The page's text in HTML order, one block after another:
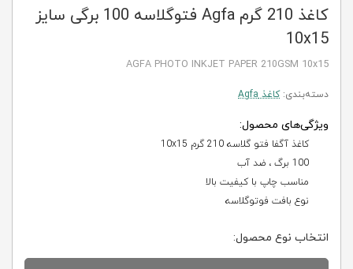
کاغذ 210 گرم Agfa فتوگلاسه 100 برگی سایز
10x15
AGFA PHOTO INKJET PAPER 210GSM 10x15
دسته‌بندی:کاغذ Agfa
ویژگی‌های محصول:
کاغذ آگفا فتو گلاسه 210 گرم 10x15
100 برگ ، ضد آب
مناسب چاپ با کیفیت بالا
نوع بافت فوتوگلاسه
انتخاب نوع محصول: